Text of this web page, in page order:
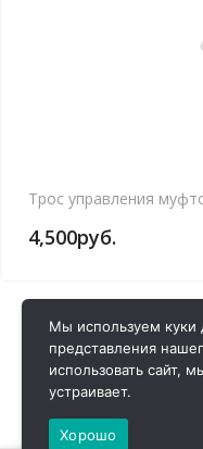
Трос управления
4,500руб.
Мы используем куки
представления
использовать сайт,
устраивает.
Хорошо